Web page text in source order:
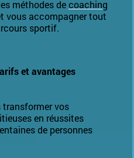
méthodes decoaching
vous accompagner tout
sportif.
et avantages
transformer vos
en réussites
de personnes